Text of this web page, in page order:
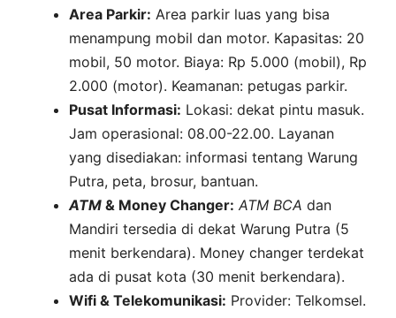
Area Parkir: Area parkir luas yang bisa
menampung mobil dan motor. Kapasitas: 20
mobil, 50 motor. Biaya: Rp 5.000 (mobil), Rp
2.000 (motor). Keamanan: petugas parkir.
Pusat Informasi: Lokasi: dekat pintu masuk.
Jam operasional: 08.00-22.00. Layanan
yang disediakan: informasi tentang Warung
Putra, peta, brosur, bantuan.
ATM & Money Changer: ATM BCA dan
Mandiri tersedia di dekat Warung Putra (5
menit berkendara). Money changer terdekat
ada di pusat kota (30 menit berkendara).
Wifi & Telekomunikasi: Provider: Telkomsel.